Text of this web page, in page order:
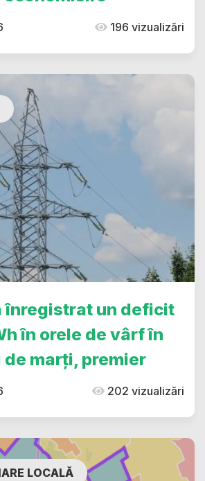
196 vizualizări
înregistrat un deficit
în orele de vârf în
marți, premier
202 vizualizări
LOCALĂ